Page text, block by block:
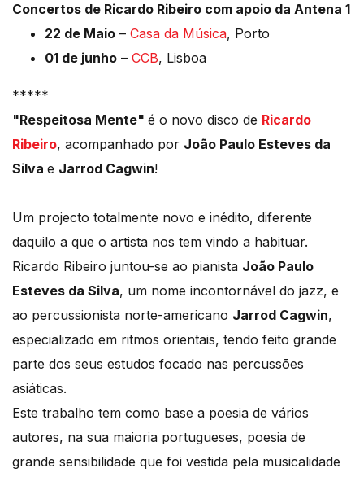
Concertos de Ricardo Ribeiro com apoio da Antena 1
22 de Maio – Casa da Música, Porto
01 de junho – CCB, Lisboa
*****
"Respeitosa Mente" é o novo disco de Ricardo
Ribeiro, acompanhado por João Paulo Esteves da
Silva e Jarrod Cagwin!
Um projecto totalmente novo e inédito, diferente
daquilo a que o artista nos tem vindo a habituar.
Ricardo Ribeiro juntou-se ao pianista João Paulo
Esteves da Silva, um nome incontornável do jazz, e
ao percussionista norte-americano Jarrod Cagwin,
especializado em ritmos orientais, tendo feito grande
parte dos seus estudos focado nas percussões
asiáticas.
Este trabalho tem como base a poesia de vários
autores, na sua maioria portugueses, poesia de
grande sensibilidade que foi vestida pela musicalidade